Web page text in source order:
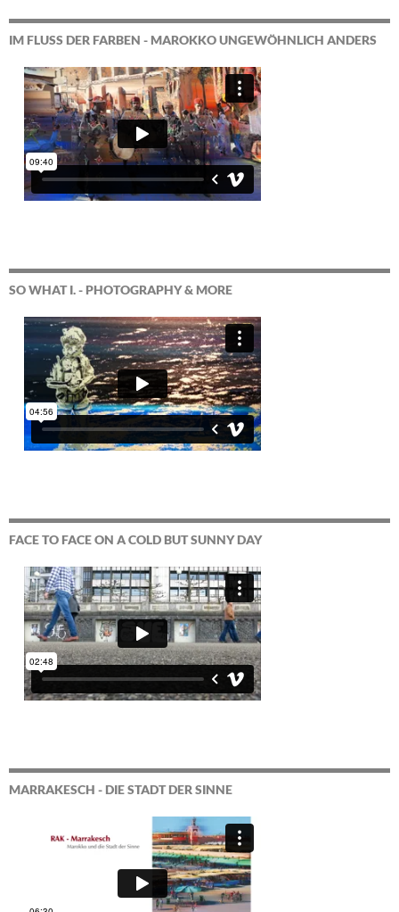
IM FLUSS DER FARBEN - MAROKKO UNGEWÖHNLICH ANDERS
SO WHAT I. - PHOTOGRAPHY & MORE
FACE TO FACE ON A COLD BUT SUNNY DAY
MARRAKESCH - DIE STADT DER SINNE